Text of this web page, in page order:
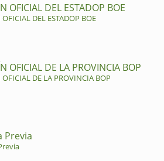
OFICIAL DEL ESTADOP BOE
DEL ESTADOP BOE
OFICIAL DE LA PROVINCIA BOP
OFICIAL DE LA PROVINCIA BOP
Previa